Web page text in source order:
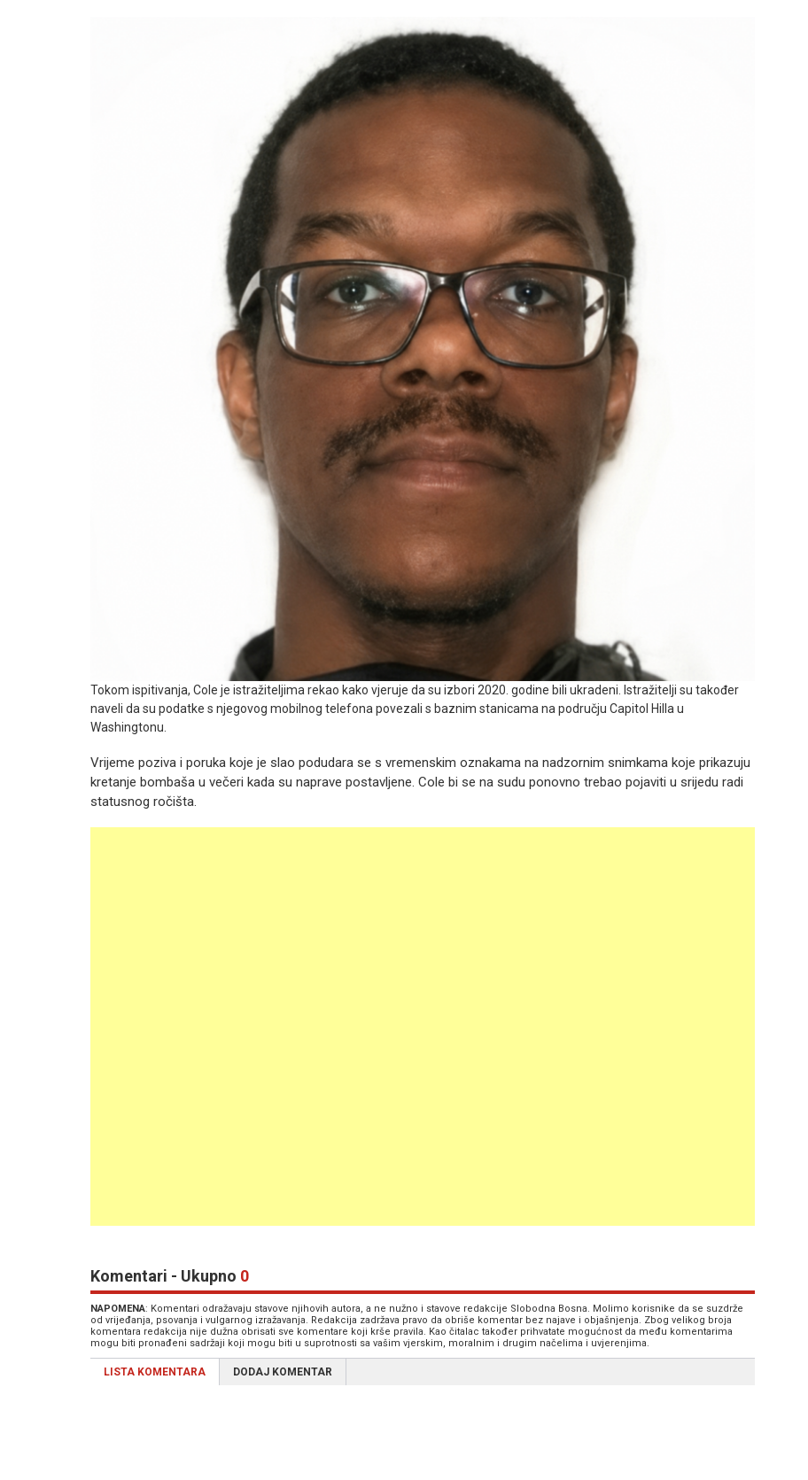
Tokom ispitivanja, Cole je istražiteljima rekao kako vjeruje da su izbori 2020. godine bili ukradeni. Istražitelji su također
naveli da su podatke s njegovog mobilnog telefona povezali s baznim stanicama na području Capitol Hilla u
Washingtonu.
Vrijeme poziva i poruka koje je slao podudara se s vremenskim oznakama na nadzornim snimkama koje prikazuju
kretanje bombaša u večeri kada su naprave postavljene. Cole bi se na sudu ponovno trebao pojaviti u srijedu radi
statusnog ročišta.
Komentari - Ukupno 0
NAPOMENA: Komentari odražavaju stavove njihovih autora, a ne nužno i stavove redakcije Slobodna Bosna. Molimo korisnike da se suzdrže
od vrijeđanja, psovanja i vulgarnog izražavanja. Redakcija zadržava pravo da obriše komentar bez najave i objašnjenja. Zbog velikog broja
komentara redakcija nije dužna obrisati sve komentare koji krše pravila. Kao čitalac također prihvatate mogućnost da među komentarima
mogu biti pronađeni sadržaji koji mogu biti u suprotnosti sa vašim vjerskim, moralnim i drugim načelima i uvjerenjima.
LISTA KOMENTARA DODAJ KOMENTAR